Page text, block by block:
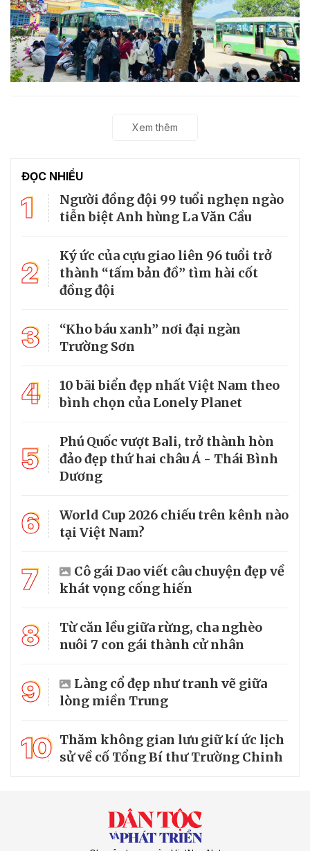
Xem thêm
ĐỌC NHIỀU
1
Người đồng đội 99 tuổi nghẹn ngào
tiễn biệt Anh hùng La Văn Cầu
2
Ký ức của cựu giao liên 96 tuổi trở
thành “tấm bản đồ” tìm hài cốt
đồng đội
3
“Kho báu xanh” nơi đại ngàn
Trường Sơn
4
10 bãi biển đẹp nhất Việt Nam theo
bình chọn của Lonely Planet
5
Phú Quốc vượt Bali, trở thành hòn
đảo đẹp thứ hai châu Á - Thái Bình
Dương
6
World Cup 2026 chiếu trên kênh nào
tại Việt Nam?
7
Cô gái Dao viết câu chuyện đẹp về
khát vọng cống hiến
8
Từ căn lều giữa rừng, cha nghèo
nuôi 7 con gái thành cử nhân
9
Làng cổ đẹp như tranh vẽ giữa
lòng miền Trung
10 Thăm không gian lưu giữ kí ức lịch
sử về cố Tổng Bí thư Trường Chinh